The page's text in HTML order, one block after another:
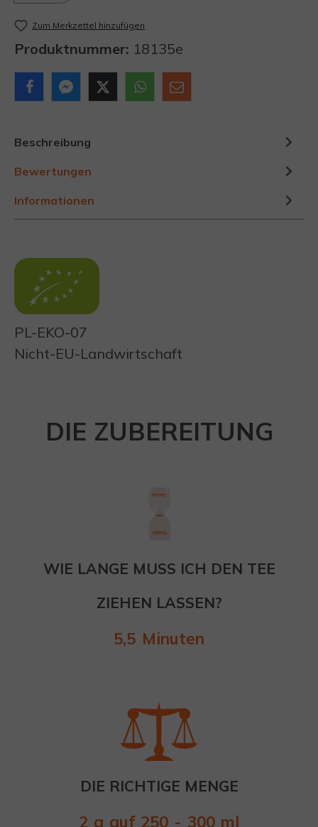
Zum Merkzettel hinzufügen
Produktnummer: 18135e
Beschreibung
Bewertungen
Informationen
PL-EKO-07
Nicht-EU-Landwirtschaft
DIE ZUBEREITUNG
WIE LANGE MUSS ICH DEN TEE
ZIEHEN LASSEN?
5,5 Minuten
DIE RICHTIGE MENGE
2 g auf 250 - 300 ml